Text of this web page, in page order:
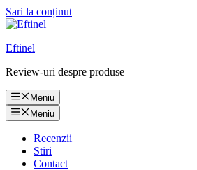
Sari la conținut
Eftinel
Review-uri despre produse
Meniu
Meniu
Recenzii
Stiri
Contact